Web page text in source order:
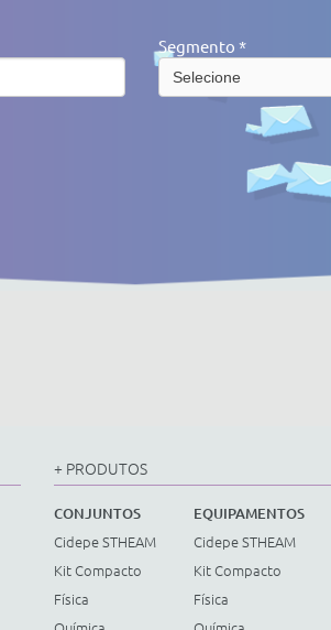
Segmento *
+ PRODUTOS
CONJUNTOS
Cidepe STHEAM
Kit Compacto
Física
EQUIPAMENTOS
Cidepe STHEAM
Kit Compacto
Física